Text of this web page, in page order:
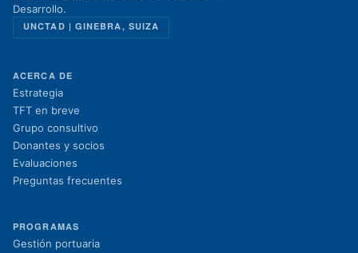
Desarrollo.
UNCTAD | GINEBRA, SUIZA
ACERCA DE
Estrategia
TFT en breve
Grupo consultivo
Donantes y socios
Evaluaciones
Preguntas frecuentes
PROGRAMAS
Gestión portuaria